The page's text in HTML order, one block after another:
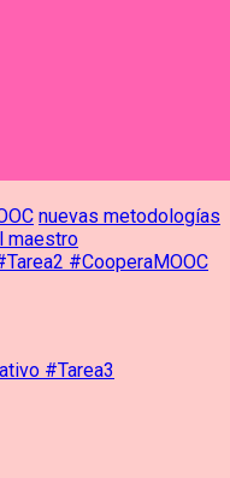
nuevas metodologías
maestro
#CooperaMOOC
#Tarea3